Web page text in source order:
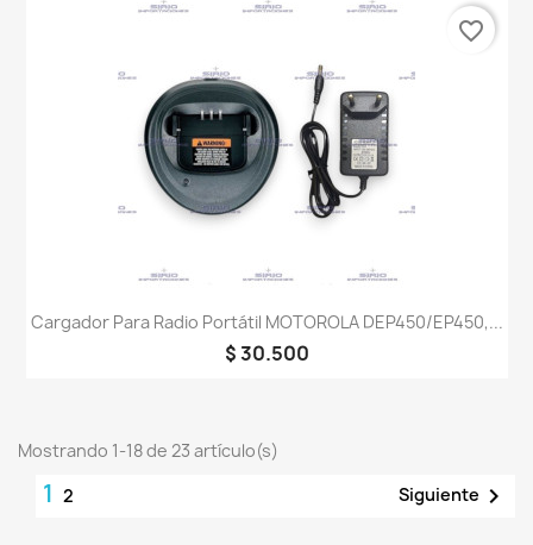
Cargador Para Radio Portátil MOTOROLA DEP450/EP450,...
$ 30.500
favorite_border
Mostrando 1-18 de 23 artículo(s)
1 2 Siguiente 